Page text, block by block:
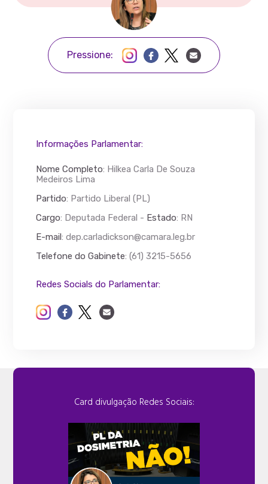
Pressione:
Informações Parlamentar:
Nome Completo: Hilkea Carla De Souza
Medeiros Lima
Partido: Partido Liberal (PL)
Cargo: Deputada Federal - Estado: RN
E-mail:dep.carladickson@camara.leg.br
Telefone do Gabinete: (61) 3215-5656
Redes Socials do Parlamentar:
Card divulgação Redes Sociais: